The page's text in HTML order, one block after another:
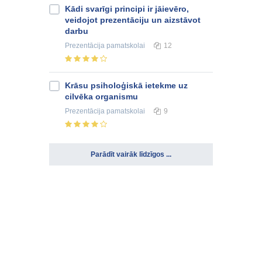
Kādi svarīgi principi ir jāievēro,
veidojot prezentāciju un aizstāvot
darbu
Prezentācija pamatskolai 12
Krāsu psiholoģiskā ietekme uz
cilvēka organismu
Prezentācija pamatskolai 9
Parādīt vairāk līdzīgos ...